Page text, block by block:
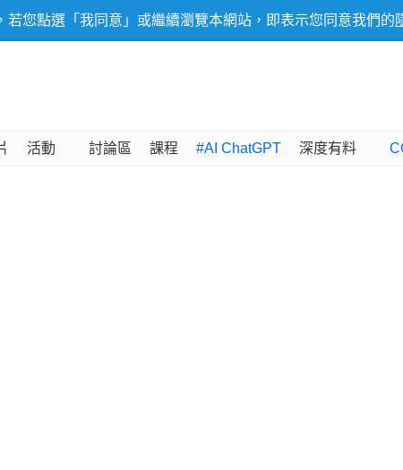
您點選「我同意」或繼續瀏覽本網站，即表示您同意我們的
活動 討論區 課程 #AI ChatGPT 深度有料